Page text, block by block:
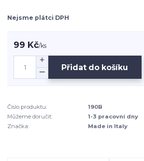
Nejsme plátci DPH
99 Kč/ks
Přidat do košíku
Číslo produktu:
190B
Můžeme doručit:
1-3 pracovní dny
Značka:
Made in Italy